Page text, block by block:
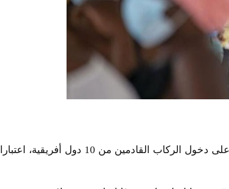
اعلنت وزارة الصحة السنغافورية أنه تقرر رفع الحظر المفروض على دخول الركاب القادمين من 10 دول أفريقية، اعتبارا